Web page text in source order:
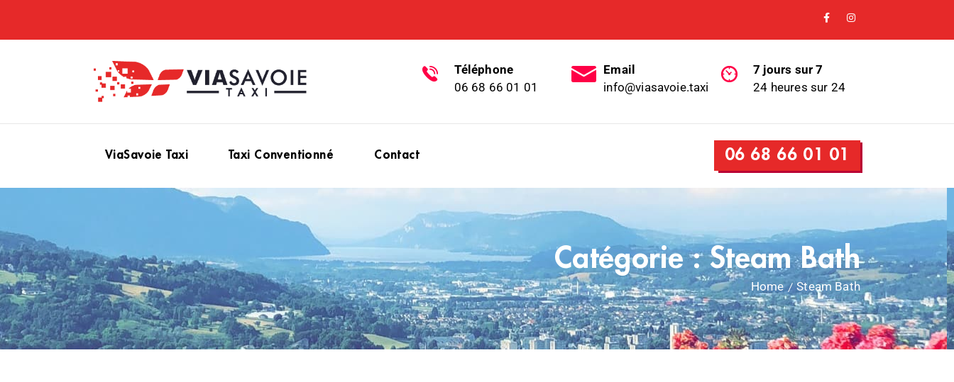
Téléphone
06 68 66 01 01
Email
info@viasavoie.taxi
7 jours sur 7
24 heures sur 24
ViaSavoie Taxi Taxi Conventionné Contact 06 68 66 01 01
Catégorie :Steam Bath
Home Steam Bath